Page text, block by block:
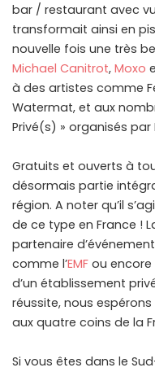
bar / restaurant avec
transformait ainsi en
nouvelle fois une très
Michael Canitrot, Moxo
à des artistes comme
Watermat, et aux
Privé(s) » organisés par
Gratuits et ouverts à
désormais partie
région. A noter qu’il
de ce type en France !
partenaire
comme l’EMF ou encore
d’un établissement
réussite, nous
aux quatre coins de la
Si vous êtes dans le